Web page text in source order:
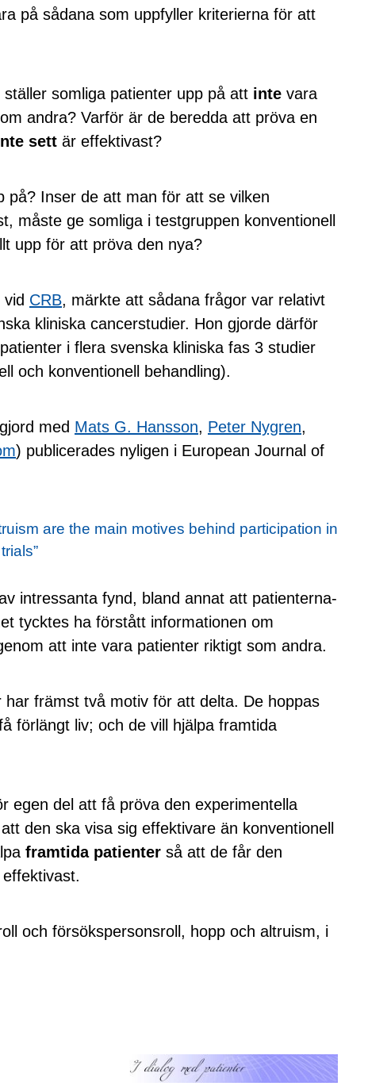
på sådana som uppfyller kriterierna för att
ställer somliga patienter upp på att inte vara
andra? Varför är de beredda att pröva en
sett är effektivast?
på? Inser de att man för att se vilken
måste ge somliga i testgruppen konventionell
upp för att pröva den nya?
vid CRB, märkte att sådana frågor var relativt
kliniska cancerstudier. Hon gjorde därför
i flera svenska kliniska fas 3 studier
och konventionell behandling).
med Mats G. Hansson, Peter Nygren,
) publicerades nyligen i European Journal of
are the main motives behind participation in
intressanta fynd, bland annat att patienterna-
tycktes ha förstått informationen om
att inte vara patienter riktigt som andra.
har främst två motiv för att delta. De hoppas
förlängt liv; och de vill hjälpa framtida
egen del att få pröva den experimentella
den ska visa sig effektivare än konventionell
framtida patienter så att de får den
och försökspersonsroll, hopp och altruism, i